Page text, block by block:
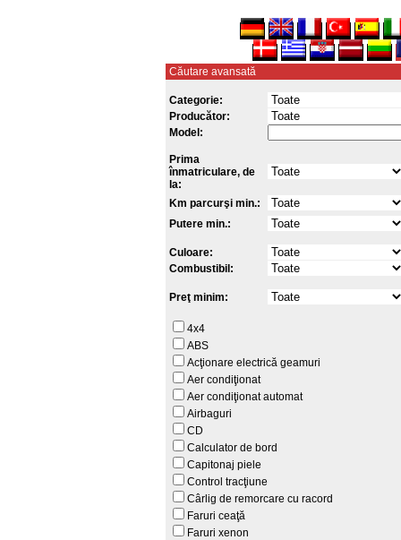
Căutare avansată
Categorie:
Producător:
Model:
Prima
înmatriculare, de
la:
Km parcurşi min.:
Putere min.:
Culoare:
Combustibil:
Preţ minim:
4x4
ABS
Acţionare electrică geamuri
Aer condiţionat
Aer condiţionat automat
Airbaguri
CD
Calculator de bord
Capitonaj piele
Control tracţiune
Cârlig de remorcare cu racord
Faruri ceaţă
Faruri xenon